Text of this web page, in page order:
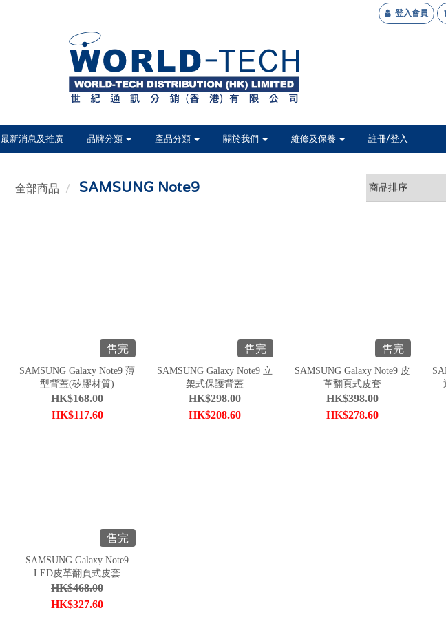
登入會員
最新消息及推廣 品牌分類 產品分類 關於我們 維修及保養 註冊/登入
全部商品 SAMSUNG Note9
售完
SAMSUNG Galaxy Note9 薄
型背蓋(矽膠材質)
HK$168.00
HK$117.60
售完
SAMSUNG Galaxy Note9 立
架式保護背蓋
HK$298.00
HK$208.60
售完
SAMSUNG Galaxy Note9 皮
革翻頁式皮套
HK$398.00
HK$278.60
售完
SAMSUNG Galaxy Note9
LED皮革翻頁式皮套
HK$468.00
HK$327.60